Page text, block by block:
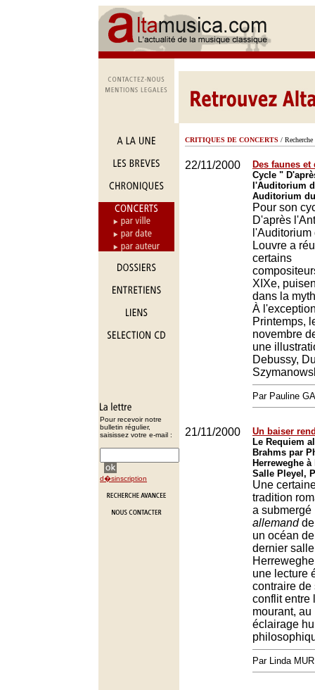
Pour recevoir notre
bulletin régulier,
saisissez votre e-mail :
d�sinscription
CRITIQUES DE CONCERTS / Recherche
22/11/2000
Des faunes et
Cycle "
l'Auditorium
Auditorium
Pour son
D'après
l'Auditorium
Louvre a
certains
XIXe,
dans la
À
Printemps,
novembre
une
Debussy,
Par Pauline
21/11/2000
Un baiser
Le Requiem
Brahms par
Herreweghe
Salle Pleyel,
Une
tradition
a
allemandde
un océan
dernier
une lecture
contraire de
conflit entre
mourant, au
éclairage
Par Linda